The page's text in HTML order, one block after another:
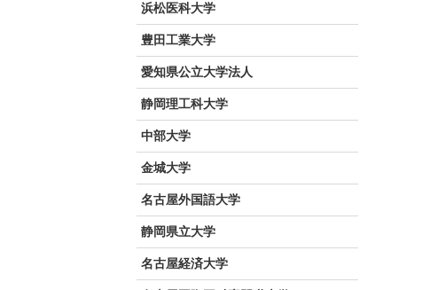
浜松医科大学
豊田工業大学
愛知県公立大学法人
静岡理工科大学
中部大学
金城大学
名古屋外国語大学
静岡県立大学
名古屋経済大学